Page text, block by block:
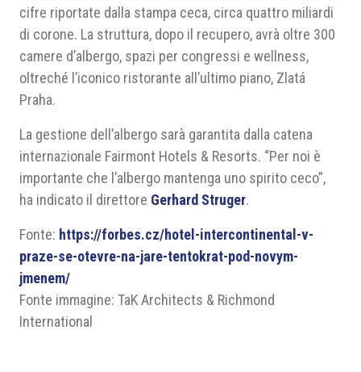
cifre riportate dalla stampa ceca, circa quattro miliardi
di corone. La struttura, dopo il recupero, avrà oltre 300
camere d’albergo, spazi per congressi e wellness,
oltreché l’iconico ristorante all’ultimo piano, Zlatá
Praha.
La gestione dell’albergo sarà garantita dalla catena
internazionale Fairmont Hotels & Resorts. “Per noi è
importante che l’albergo mantenga uno spirito ceco”,
ha indicato il direttore Gerhard Struger.
Fonte: https://forbes.cz/hotel-intercontinental-v-
praze-se-otevre-na-jare-tentokrat-pod-novym-
jmenem/
Fonte immagine: TaK Architects & Richmond
International